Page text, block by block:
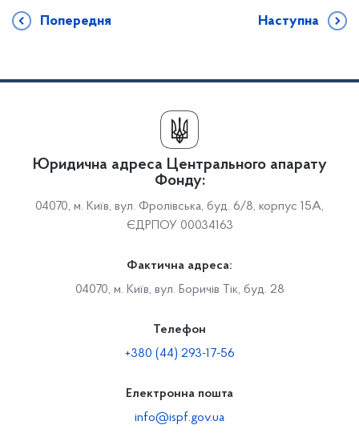
Попередня Наступна
Юридична адреса Центрального апарату
Фонду:
04070, м. Київ, вул. Фролівська, буд. 6/8, корпус 15А,
ЄДРПОУ 00034163
Фактична адреса:
04070, м. Київ, вул. Боричів Тік, буд. 28
Телефон
+380 (44) 293-17-56
Електронна пошта
info@ispf.gov.ua